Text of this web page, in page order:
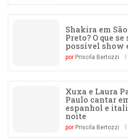
Shakira em
Preto? O que se
possível show
por Priscila Bertozzi
Xuxa e Laura
Paulo cantar
espanhol e
noite
por Priscila Bertozzi